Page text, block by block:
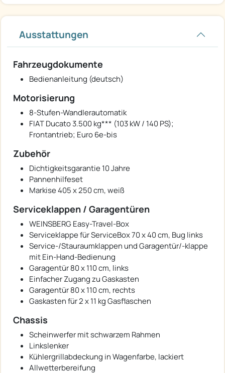
Ausstattungen
Fahrzeugdokumente
Bedienanleitung (deutsch)
Motorisierung
8-Stufen-Wandlerautomatik
FIAT Ducato 3.500 kg*** (103 kW / 140 PS);
Frontantrieb; Euro 6e-bis
Zubehör
Dichtigkeitsgarantie 10 Jahre
Pannenhilfeset
Markise 405 x 250 cm, weiß
Serviceklappen / Garagentüren
WEINSBERG Easy-Travel-Box
Serviceklappe für ServiceBox 70 x 40 cm, Bug links
Service-/Stauraumklappen und Garagentür/-klappe
mit Ein-Hand-Bedienung
Garagentür 80 x 110 cm, links
Einfacher Zugang zu Gaskasten
Garagentür 80 x 110 cm, rechts
Gaskasten für 2 x 11 kg Gasflaschen
Chassis
Scheinwerfer mit schwarzem Rahmen
Linkslenker
Kühlergrillabdeckung in Wagenfarbe, lackiert
Allwetterbereifung